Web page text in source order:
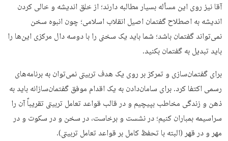
آقا نیز روی این مسأله بسیار مطالبه دارند؛ از خلق اندیشه و خالی کردن
اندیشه به اصطلاح گفتمان اصیل انقلاب اسلامی؛ چون انبوه سخن
نمی‌تواند گفتمان باشد؛ شما باید یک سخنی را با دوسه دال مرکزی این‌ها را
باید تبدیل به گفتمان بکنید.
برای گفتمان‌سازی و تمرکز بر روی یک هدف تربیتی نمی‌توان به برنامه‌های
رسمی اکتفا کرد. برای سامان‌دادن به یک اقدام موفق گفتمان‌سازانه باید به
ذهن و زندگی مخاطب بپیچیم و در قالب قواعد تعامل تربیتی تقریباً آن را
سراسیمه بمباران کنیم؛ در نشست و برخاست، در سخن و در سکوت و در
مهر و در قهر (البته با تحفظ کامل بر قواعد تعامل تربیتی).